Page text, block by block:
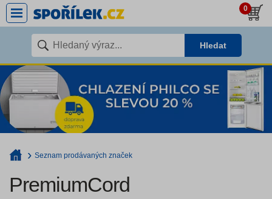
0
Hledat
Seznam prodávaných značek
PremiumCord